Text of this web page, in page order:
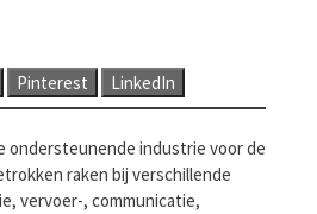
Pinterest LinkedIn
ondersteunende industrie voor de
raken bij verschillende
vervoer-, communicatie,